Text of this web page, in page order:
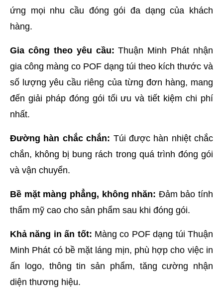
ứng mọi nhu cầu đóng gói đa dạng của khách
hàng.
Gia công theo yêu cầu: Thuận Minh Phát nhận
gia công màng co POF dạng túi theo kích thước và
số lượng yêu cầu riêng của từng đơn hàng, mang
đến giải pháp đóng gói tối ưu và tiết kiệm chi phí
nhất.
Đường hàn chắc chắn: Túi được hàn nhiệt chắc
chắn, không bị bung rách trong quá trình đóng gói
và vận chuyển.
Bề mặt màng phẳng, không nhăn: Đảm bảo tính
thẩm mỹ cao cho sản phẩm sau khi đóng gói.
Khả năng in ấn tốt: Màng co POF dạng túi Thuận
Minh Phát có bề mặt láng mịn, phù hợp cho việc in
ấn logo, thông tin sản phẩm, tăng cường nhận
diện thương hiệu.